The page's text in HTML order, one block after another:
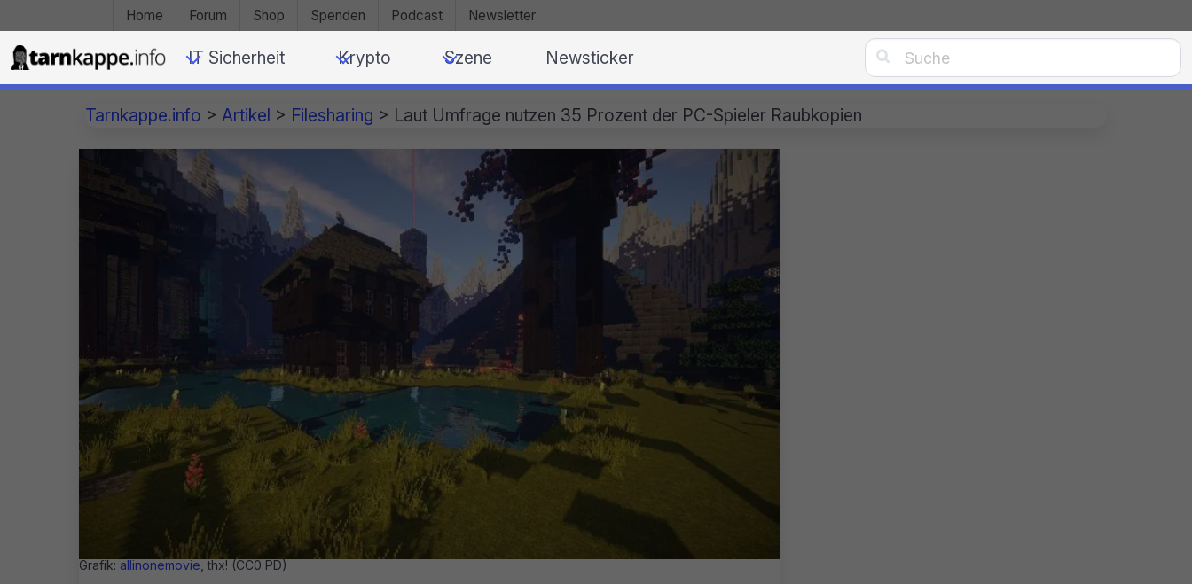
Home Forum Shop Spenden Podcast Newsletter
IT Sicherheit Krypto Szene Newsticker 
Tarnkappe.info > Artikel > Filesharing > Laut Umfrage nutzen 35 Prozent der PC-Spieler Raubkopien
Grafik: allinonemovie , thx! (CC0 PD)